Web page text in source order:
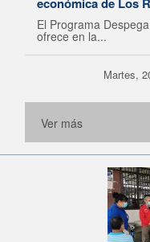
El Programa
ofrece en la...
Martes,
Ver más